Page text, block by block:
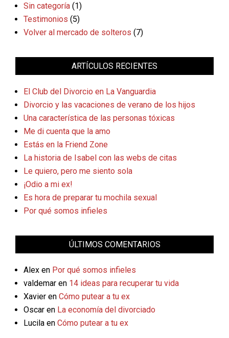
Sin categoría (1)
Testimonios (5)
Volver al mercado de solteros (7)
ARTÍCULOS RECIENTES
El Club del Divorcio en La Vanguardia
Divorcio y las vacaciones de verano de los hijos
Una característica de las personas tóxicas
Me di cuenta que la amo
Estás en la Friend Zone
La historia de Isabel con las webs de citas
Le quiero, pero me siento sola
¡Odio a mi ex!
Es hora de preparar tu mochila sexual
Por qué somos infieles
ÚLTIMOS COMENTARIOS
Alex en Por qué somos infieles
valdemar en 14 ideas para recuperar tu vida
Xavier en Cómo putear a tu ex
Oscar en La economía del divorciado
Lucila en Cómo putear a tu ex